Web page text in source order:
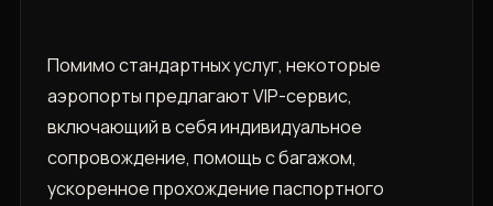
Помимо стандартных услуг, некоторые
аэропорты предлагают VIP-сервис,
включающий в себя индивидуальное
сопровождение, помощь с багажом,
ускоренное прохождение паспортного